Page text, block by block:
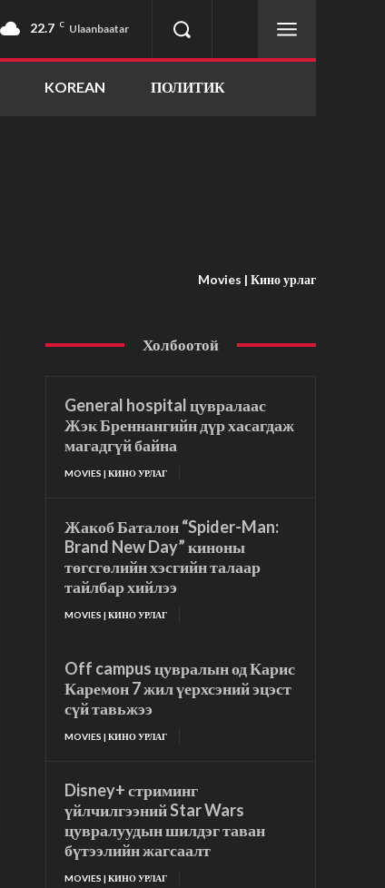
22.7 C Ulaanbaatar
KOREAN ПОЛИТИК
Movies | Кино урлаг
Холбоотой
General hospital цувралаас
Жэк Бреннангийн дүр хасагдаж
магадгүй байна
MOVIES | КИНО УРЛАГ
Жакоб Баталон “Spider-Man:
Brand New Day” киноны
төгсгөлийн хэсгийн талаар
тайлбар хийлээ
MOVIES | КИНО УРЛАГ
Off campus цувралын од Карис
Каремон 7 жил үерхсэний эцэст
сүй тавьжээ
MOVIES | КИНО УРЛАГ
Disney+ стриминг
үйлчилгээний Star Wars
цувралуудын шилдэг таван
бүтээлийн жагсаалт
MOVIES | КИНО УРЛАГ